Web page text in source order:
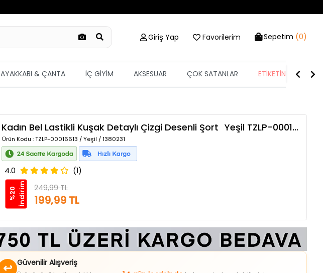
Giriş Yap Favorilerim Sepetim (0)
AYAKKABI & ÇANTA İÇ GİYİM AKSESUAR ÇOK SATANLAR ETİKETİN YARISI
Kadın Bel Lastikli Kuşak Detaylı Çizgi Desenli Şort Yeşil TZLP-00016613
Ürün Kodu : TZLP-00016613 / Yeşil / 1380231
4.0 (1)
%
2
0
İ
n
d
i
r
i m 249,99 TL
199,99 TL
↩ Güvenilir Alışveriş
Ürününüzü teslim aldıktan sonra14 gün içerisindekolayca iade edebilirsiniz.